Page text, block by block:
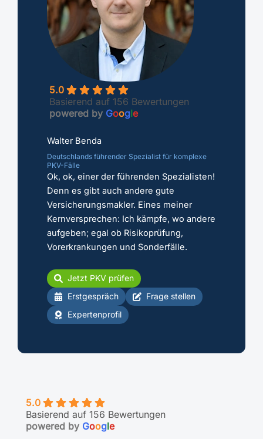
5.0
Basierend auf 156 Bewertungen
powered by Google
Walter Benda
Deutschlands führender Spezialist für komplexe
PKV-Fälle
Ok, ok, einer der führenden Spezialisten!
Denn es gibt auch andere gute
Versicherungsmakler. Eines meiner
Kernversprechen: Ich kämpfe, wo andere
aufgeben; egal ob Risikoprüfung,
Vorerkrankungen und Sonderfälle.
Jetzt PKV prüfen
Erstgespräch
Frage stellen
Expertenprofil
5.0
Basierend auf 156 Bewertungen
powered by Google